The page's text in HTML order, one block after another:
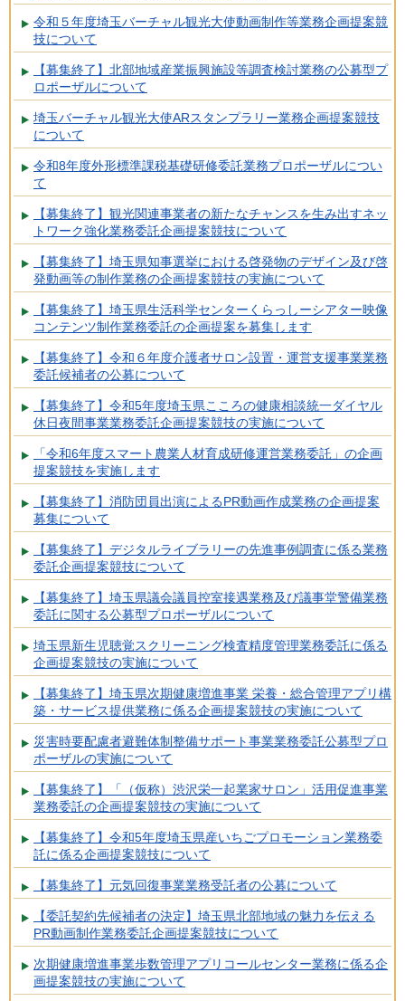
令和５年度埼玉バーチャル観光大使動画制作等業務企画提案競
技について
【募集終了】北部地域産業振興施設等調査検討業務の公募型プ
ロポーザルについて
埼玉バーチャル観光大使ARスタンプラリー業務企画提案競技
について
令和8年度外形標準課税基礎研修委託業務プロポーザルについ
て
【募集終了】観光関連事業者の新たなチャンスを生み出すネッ
トワーク強化業務委託企画提案競技について
【募集終了】埼玉県知事選挙における啓発物のデザイン及び啓
発動画等の制作業務の企画提案競技の実施について
【募集終了】埼玉県生活科学センターくらっしーシアター映像
コンテンツ制作業務委託の企画提案を募集します
【募集終了】令和６年度介護者サロン設置・運営支援事業業務
委託候補者の公募について
【募集終了】令和5年度埼玉県こころの健康相談統一ダイヤル
休日夜間事業業務委託企画提案競技の実施について
「令和6年度スマート農業人材育成研修運営業務委託」の企画
提案競技を実施します
【募集終了】消防団員出演によるPR動画作成業務の企画提案
募集について
【募集終了】デジタルライブラリーの先進事例調査に係る業務
委託企画提案競技について
【募集終了】埼玉県議会議員控室接遇業務及び議事堂警備業務
委託に関する公募型プロポーザルについて
埼玉県新生児聴覚スクリーニング検査精度管理業務委託に係る
企画提案競技の実施について
【募集終了】埼玉県次期健康増進事業 栄養・総合管理アプリ構
築・サービス提供業務に係る企画提案競技の実施について
災害時要配慮者避難体制整備サポート事業業務委託公募型プロ
ポーザルの実施について
【募集終了】「（仮称）渋沢栄一起業家サロン」活用促進事業
業務委託の企画提案競技の実施について
【募集終了】令和5年度埼玉県産いちごプロモーション業務委
託に係る企画提案競技について
【募集終了】元気回復事業業務受託者の公募について
【委託契約先候補者の決定】埼玉県北部地域の魅力を伝える
PR動画制作業務委託企画提案競技について
次期健康増進事業歩数管理アプリコールセンター業務に係る企
画提案競技の実施について